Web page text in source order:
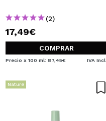
(2)
17,49€
COMPRAR
Precio x 100 ml: 87,45€ IVA Incl.
Nature